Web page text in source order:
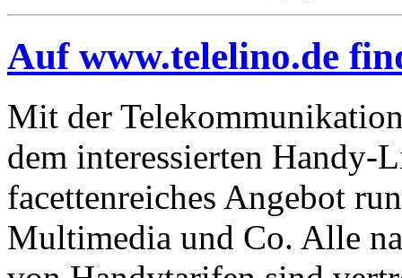
Auf www.telelino.de
Mit der
dem interessierten Handy-
facettenreiches Angebot
Multimedia und Co. Alle